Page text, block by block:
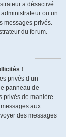
a désactivé
ou un
messages privés.
du forum.
!
privés d’un
panneau de
privés de manière
aux
des messages